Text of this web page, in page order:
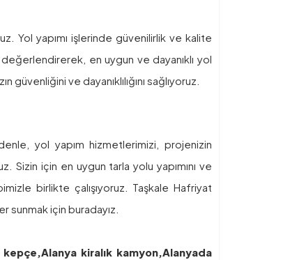
Yol yapımı işlerinde güvenilirlik ve kalite
en uygun ve dayanıklı yol
ve dayanıklılığını sağlıyoruz.
yol yapım hizmetlerimizi, projenizin
için en uygun tarla yolu yapımını ve
birlikte çalışıyoruz. Taşkale Hafriyat
sunmak için buradayız.
kepçe,Alanya kiralık kamyon,Alanyada